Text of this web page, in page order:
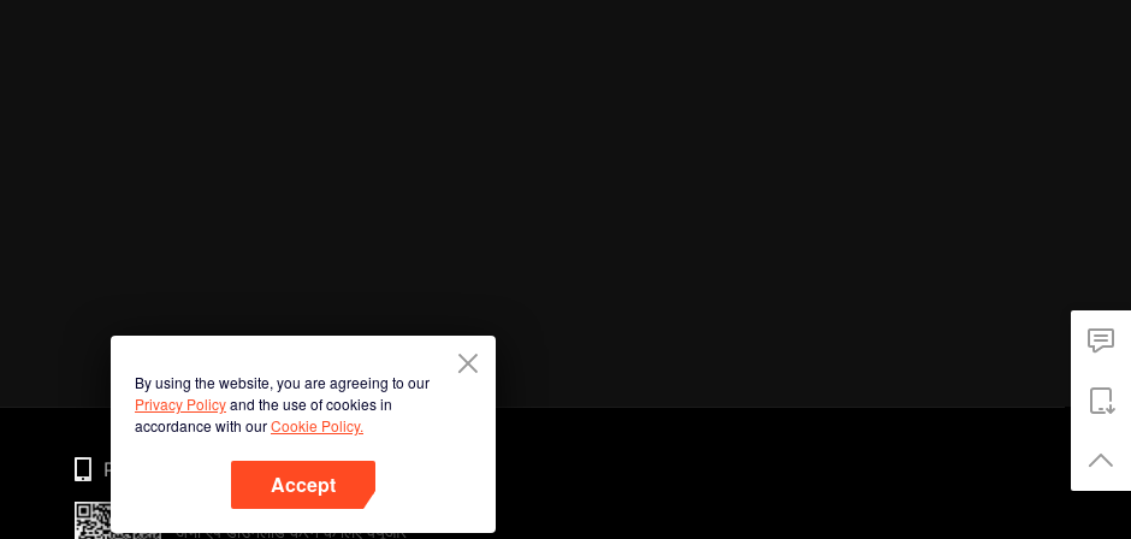
By using the website, you are agreeing to our
Privacy Policyand the use of cookies in
accordance with ourCookie Policy.
Accept
Phone
अभी ऐप डाउनलोड करने के लिए क्यूआर